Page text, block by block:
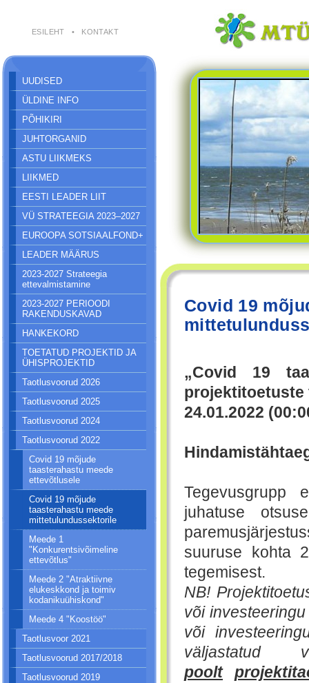
ESILEHT • KONTAKT
UUDISED
ÜLDINE INFO
PÕHIKIRI
JUHTORGANID
ASTU LIIKMEKS
LIIKMED
EESTI LEADER LIIT
VÜ STRATEEGIA 2023–2027
EUROOPA SOTSIAALFOND+
LEADER MÄÄRUS
2023-2027 Strateegia
ettevalmistamine
2023-2027 PERIOODI
RAKENDUSKAVAD
HANKEKORD
TOETATUD PROJEKTID JA
ÜHISPROJEKTID
Taotlusvoorud 2026
Taotlusvoorud 2025
Taotlusvoorud 2024
Taotlusvoorud 2022
Covid 19 mõjude
taasterahastu meede
ettevõtlusele
Covid 19 mõjude
taasterahastu meede
mittetulundussektorile
Meede 1
"Konkurentsivõimeline
ettevõtlus"
Meede 2 "Atraktiivne
elukeskkond ja toimiv
kodanikuühiskond"
Meede 4 "Koostöö"
Taotlusvoor 2021
Taotlusvoorud 2017/2018
Taotlusvoorud 2019
Covid 19
„Covid 19
24.01.2022
Tegevusgrupp
juhatuse
suuruse kohta
tegemisest.
NB!
või
või
poolt